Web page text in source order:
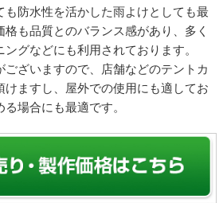
も防水性を活かした雨よけとしても最
も品質とのバランス感があり、多く
グなどにも利用されております。
ございますので、店舗などのテントカ
けますし、屋外での使用にも適してお
場合にも最適です。